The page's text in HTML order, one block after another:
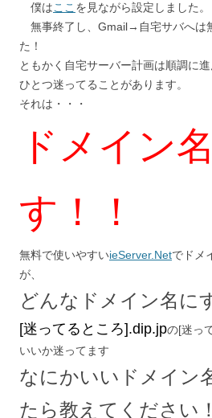
僕はここ を見ながら設定しました。
無事終了し、Gmail→自宅サバへは
た！
ともかく自宅サーバー計画は順調に
ひとつ迷ってることがあります。
それは・・・
ドメイン
す！！
無料で使いやすいieServer.Netでドメ
が、
どんなドメイン名に
[迷ってるところ].dip.jpの[迷っ
いいか迷ってます
なにかいいドメイン
たら教えてください！